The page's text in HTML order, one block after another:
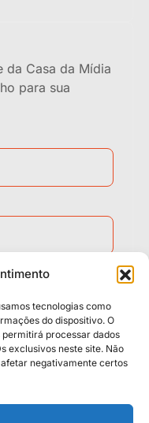
tecnologias como
do dispositivo. O
processar dados
exclusivos neste site. Não
negativamente certos
da Casa da Mídia
para sua
Termos